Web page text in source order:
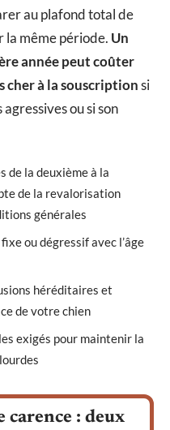
au plafond total de
la même période. Un
année peut coûter
cher à la souscriptionsi
agressives ou si son
de la deuxième à la
de la revalorisation
générales
ou dégressif avec l’âge
héréditaires et
de votre chien
exigés pour maintenir la
carence : deux